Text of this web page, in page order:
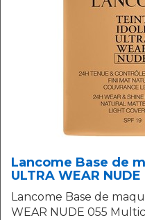
Lancome Base de
ULTRA WEAR NUDE
Lancome Base de
WEAR NUDE 055